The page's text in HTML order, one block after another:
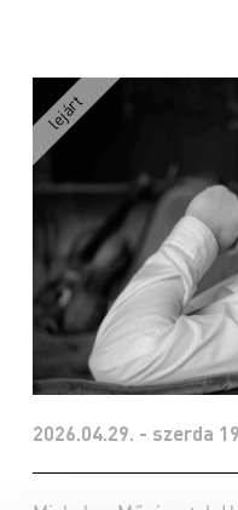
2026.04.29. - szerda